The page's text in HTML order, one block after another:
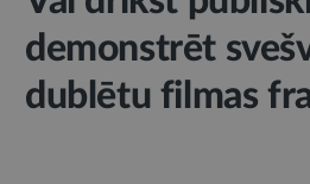
demonstrēt
dublētu filmas